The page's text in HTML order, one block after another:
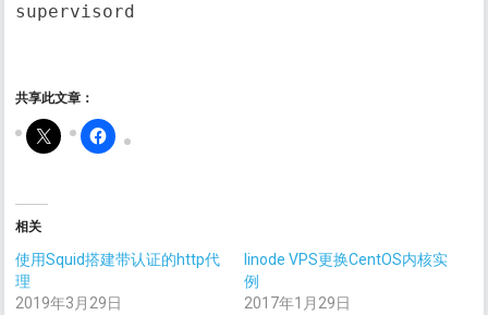
supervisord
共享此文章：
相关
使用Squid搭建带认证的http代
理
2019年3月29日
linode VPS更换CentOS内核实
例
2017年1月29日